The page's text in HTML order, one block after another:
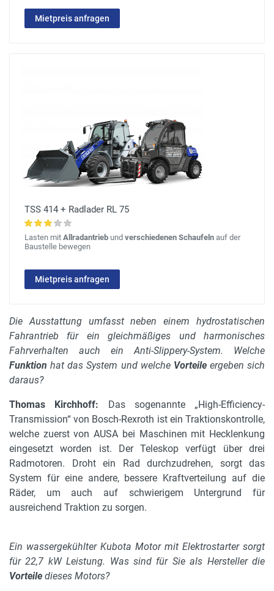
Mietpreis anfragen
TSS 414 + Radlader RL 75
Lasten mit Allradantrieb und verschiedenen Schaufeln auf der
Baustelle bewegen
Mietpreis anfragen
Die Ausstattung umfasst neben einem hydrostatischen
Fahrantrieb für ein gleichmäßiges und harmonisches
Fahrverhalten auch ein Anti-Slippery-System. Welche
Funktion hat das System und welche Vorteileergeben sich
daraus?
Thomas Kirchhoff: Das sogenannte „High-Efficiency-
Transmission“ von Bosch-Rexroth ist ein Traktionskontrolle,
welche zuerst von AUSA bei Maschinen mit Hecklenkung
eingesetzt worden ist. Der Teleskop verfügt über drei
Radmotoren. Droht ein Rad durchzudrehen, sorgt das
System für eine andere, bessere Kraftverteilung auf die
Räder, um auch auf schwierigem Untergrund für
ausreichend Traktion zu sorgen.
Ein wassergekühlter Kubota Motor mit Elektrostarter sorgt
für 22,7 kW Leistung. Was sind für Sie als Hersteller die
Vorteile dieses Motors?